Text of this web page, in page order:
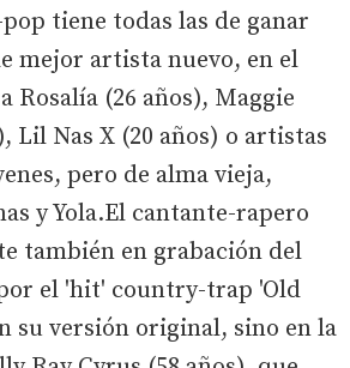
tiene todas las de ganar
mejor artista nuevo, en el
Rosalía (26 años), Maggie
Lil Nas X (20 años) o artistas
pero de alma vieja,
y Yola.El cantante-rapero
también en grabación del
el 'hit' country-trap 'Old
su versión original, sino en la